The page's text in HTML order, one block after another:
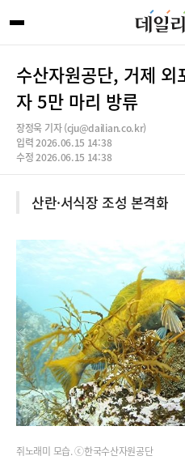
수산자원공단, 거제
자 5만 마리 방류
장정욱 기자 (cju@dailian.co.kr)
입력 2026.06.15 14:38
수정 2026.06.15 14:38
산란·서식장 조성 본격화
쥐노래미 모습. ⓒ한국수산자원공단